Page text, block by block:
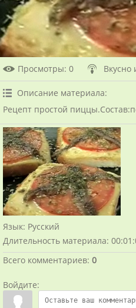
Просмотры: 0 Вкусно
Описание материала:
Рецепт простой
Язык: Русский
Длительность материала:
Всего комментариев: 0
Войдите: